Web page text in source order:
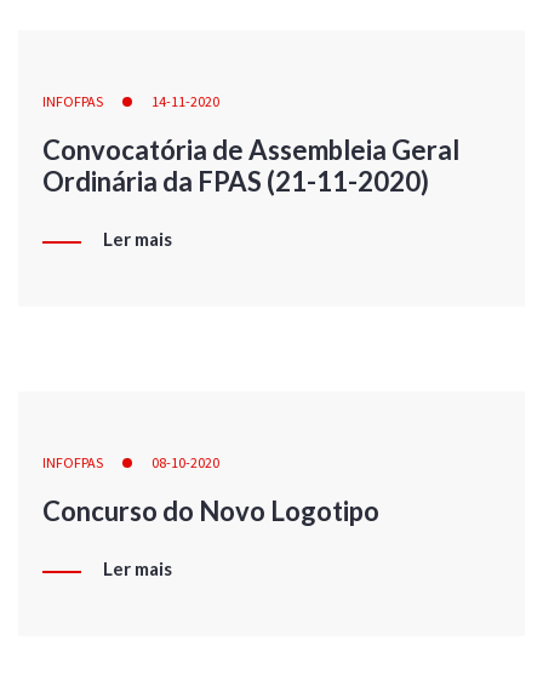
INFOFPAS 14-11-2020
Convocatória de Assembleia Geral
Ordinária da FPAS (21-11-2020)
Ler mais
INFOFPAS 08-10-2020
Concurso do Novo Logotipo
Ler mais